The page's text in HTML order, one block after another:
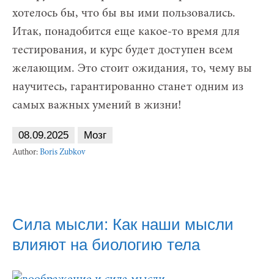
хотелось бы, что бы вы ими пользовались.
Итак, понадобится еще какое-то время для
тестирования, и курс будет доступен всем
желающим. Это стоит ожидания, то, чему вы
научитесь, гарантированно станет одним из
самых важных умений в жизни!
08.09.2025 Мозг
Author: Boris Zubkov
Сила мысли: Как наши мысли
влияют на биологию тела